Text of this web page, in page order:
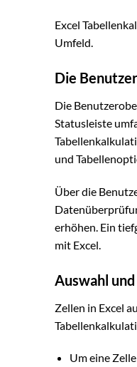
Excel
Umfeld.
Die
Die
Statusleiste
und
Über die
erhöhen. Ein
mit Excel.
Auswahl
Zellen in Excel
Um eine